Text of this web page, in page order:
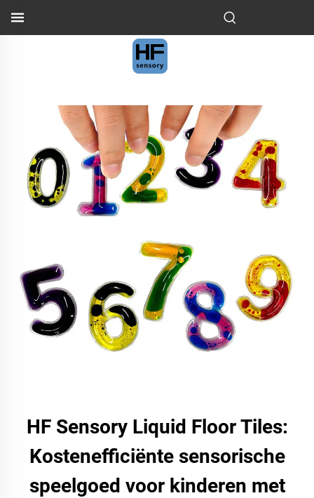
HF Sensory Liquid Floor Tiles:
Kostenefficiënte sensorische
speelgoed voor kinderen met